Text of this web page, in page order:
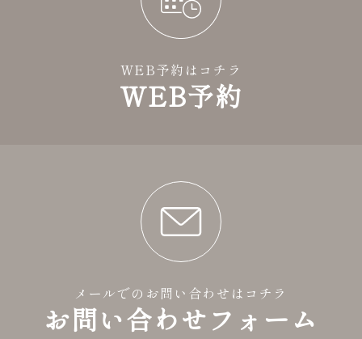
WEB予約はコチラ
WEB予約
メールでのお問い合わせはコチラ
お問い合わせフォーム